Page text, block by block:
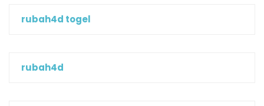
rubah4d togel
rubah4d